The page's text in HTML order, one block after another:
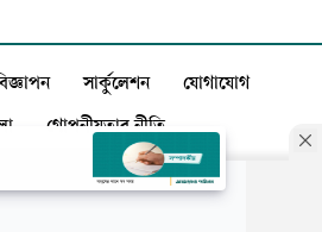
সার্কুলেশন যোগাযোগ
গোপনীয়তার নীতি